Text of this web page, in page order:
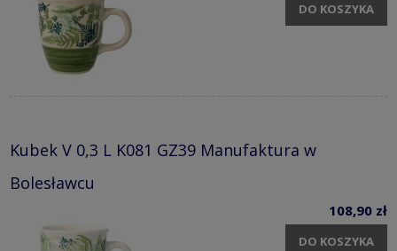
DO KOSZYKA
Kubek V 0,3 L K081 GZ39 Manufaktura w
Bolesławcu
108,90 zł
DO KOSZYKA